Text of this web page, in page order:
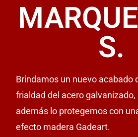
S.
Brindamos un nuevo acabado
frialdad del acero
además lo protegemos con
efecto madera Gadeart.